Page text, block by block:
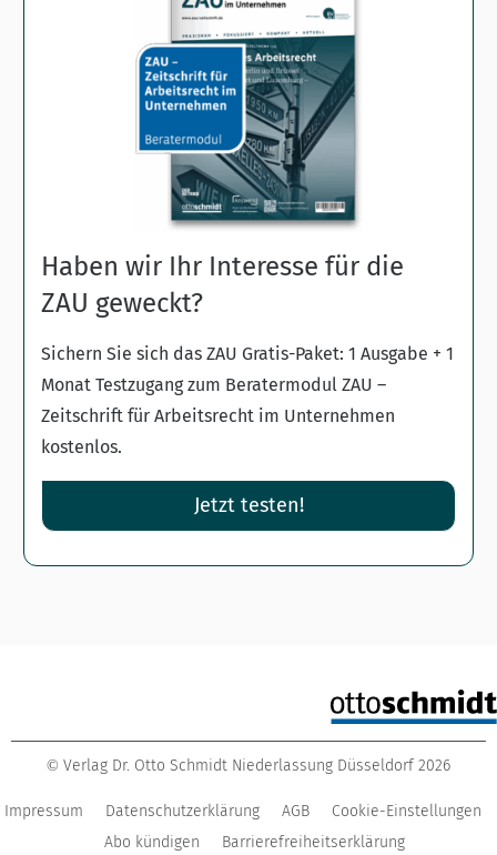
Haben wir Ihr Interesse für die
ZAU geweckt?
Sichern Sie sich das ZAU Gratis-Paket: 1 Ausgabe + 1
Monat Testzugang zum Beratermodul ZAU –
Zeitschrift für Arbeitsrecht im Unternehmen
kostenlos.
Jetzt testen!
© Verlag Dr. Otto Schmidt Niederlassung Düsseldorf 2026
Impressum Datenschutzerklärung AGB
Cookie-Einstellungen
Abo kündigen
Barrierefreiheitserklärung